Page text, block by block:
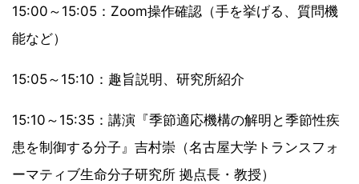
15:00～15:05：Zoom操作確認（手を挙げる、質問機
能など）
15:05～15:10：趣旨説明、研究所紹介
15:10～15:35：講演『季節適応機構の解明と季節性疾
患を制御する分子』吉村崇（名古屋大学トランスフォ
ーマティブ生命分子研究所 拠点長・教授）